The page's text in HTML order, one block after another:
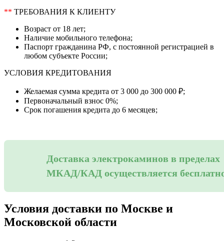
** ТРЕБОВАНИЯ К КЛИЕНТУ
Возраст от 18 лет;
Наличие мобильного телефона;
Паспорт гражданина РФ, с постоянной регистрацией в
любом субъекте России;
УСЛОВИЯ КРЕДИТОВАНИЯ
Желаемая сумма кредита от 3 000 до 300 000 ₽;
Первоначальный взнос 0%;
Срок погашения кредита до 6 месяцев;
Доставка электрокаминов в пределах
МКАД/КАД осуществляется
Условия доставки по Москве и
Московской области